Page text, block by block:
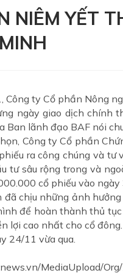
NIÊM YẾT
Công ty Cổ phần Nông
ngày giao dịch chính
Ban lãnh đạo BAF nói
Công ty Cổ phần
ra công chúng và tư
tư sâu rộng trong và
cổ phiếu vào
đã chịu những ảnh
để hoàn thành thủ
lợi cao nhất cho cổ
24/11 vừa qua.